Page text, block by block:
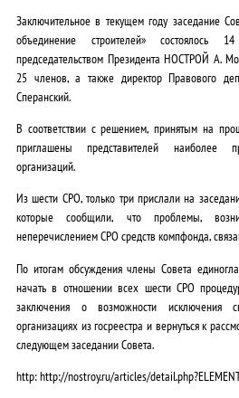
Заключительное в текущем году заседание
объединение строителей»
председательством Президента НОСТРОЙ А.
25 членов, а также директор Правового
Сперанский.
В соответствии с решением, принятым на
приглашены представителей наиболее
организаций.
Из шести СРО, только три прислали на
которые сообщили, что проблемы,
неперечислением СРО средств компфонда,
По итогам обсуждения члены Совета
начать в отношении всех шести СРО
заключения о возможности исключения
организациях из госреестра и вернуться к
следующем заседании Совета.
http: http://nostroy.ru/articles/